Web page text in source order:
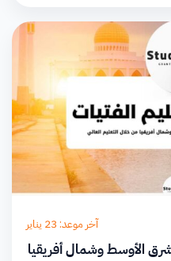
آخر موعد: 23 يناير
الأوسط وشمال أفريقيا